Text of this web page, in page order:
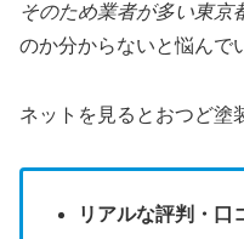
そのため業者が多い東京
のか分からないと悩んで
ネットを見るとおつど塗
リアルな評判・口